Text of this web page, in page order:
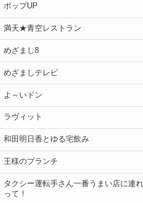
ポップUP
満天★青空レストラン
めざまし8
めざましテレビ
よ～いドン
ラヴィット
和田明日香とゆる宅飲み
王様のブランチ
タクシー運転手さん一番うまい店に連
って！